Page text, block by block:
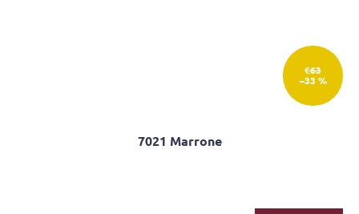
€63
–33 %
7021 Marrone